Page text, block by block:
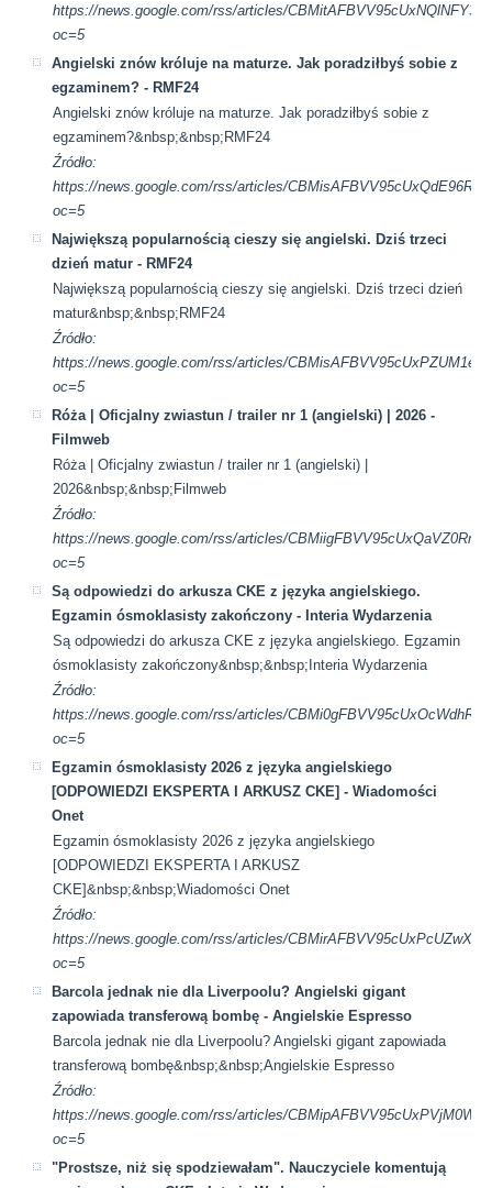
https://news.google.com/rss/articles/
oc=5
Angielski znów króluje na maturze. Jak poradziłbyś sobie z
egzaminem? - RMF24
Angielski znów króluje na maturze. Jak poradziłbyś sobie z
egzaminem?&nbsp;&nbsp;RMF24
Źródło:
https://news.google.com/rss/articles/
oc=5
Największą popularnością cieszy się angielski. Dziś trzeci
dzień matur - RMF24
Największą popularnością cieszy się angielski. Dziś trzeci dzień
matur&nbsp;&nbsp;RMF24
Źródło:
https://news.google.com/rss/articles/
oc=5
Róża | Oficjalny zwiastun / trailer nr 1 (angielski) | 2026 -
Filmweb
Róża | Oficjalny zwiastun / trailer nr 1 (angielski) |
2026&nbsp;&nbsp;Filmweb
Źródło:
https://news.google.com/rss/articles/
oc=5
Są odpowiedzi do arkusza CKE z języka angielskiego.
Egzamin ósmoklasisty zakończony - Interia Wydarzenia
Są odpowiedzi do arkusza CKE z języka angielskiego. Egzamin
ósmoklasisty zakończony&nbsp;&nbsp;Interia Wydarzenia
Źródło:
https://news.google.com/rss/articles/
oc=5
Egzamin ósmoklasisty 2026 z języka angielskiego
[ODPOWIEDZI EKSPERTA I ARKUSZ CKE] - Wiadomości
Onet
Egzamin ósmoklasisty 2026 z języka angielskiego
[ODPOWIEDZI EKSPERTA I ARKUSZ
CKE]&nbsp;&nbsp;Wiadomości Onet
Źródło:
https://news.google.com/rss/articles/
oc=5
Barcola jednak nie dla Liverpoolu? Angielski gigant
zapowiada transferową bombę - Angielskie Espresso
Barcola jednak nie dla Liverpoolu? Angielski gigant zapowiada
transferową bombę&nbsp;&nbsp;Angielskie Espresso
Źródło:
https://news.google.com/rss/articles/
oc=5
"Prostsze, niż się spodziewałam". Nauczyciele komentują